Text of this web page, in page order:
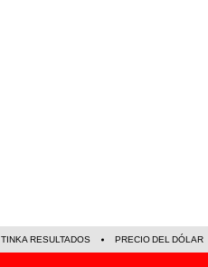
TINKA RESULTADOS PRECIO DEL DÓLAR